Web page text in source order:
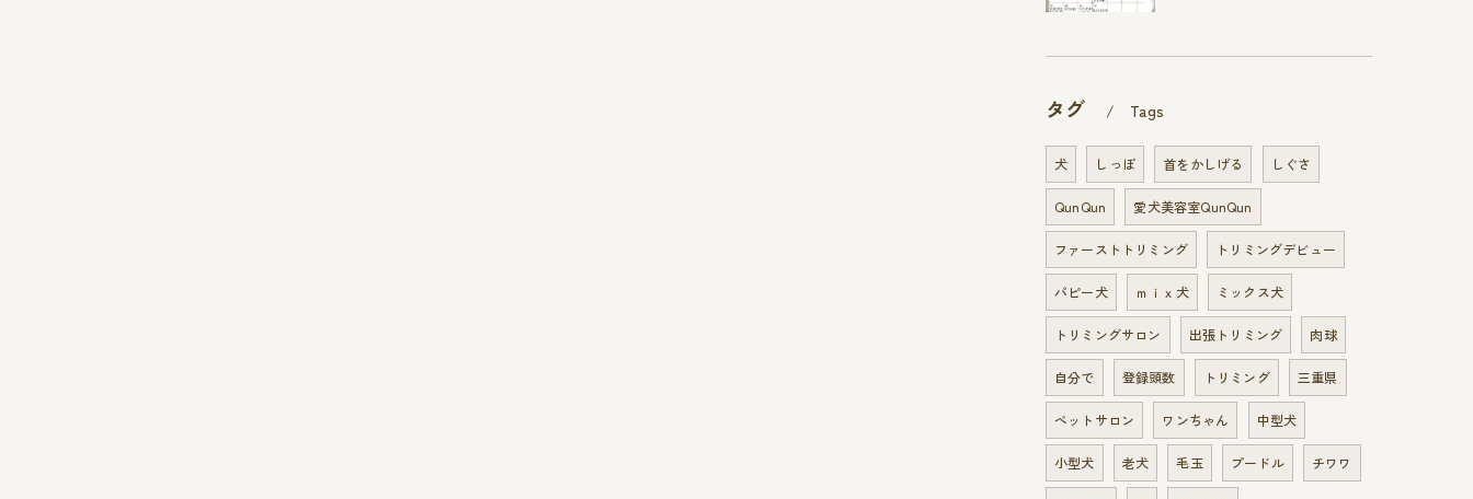
タグ Tags
犬 しっぽ 首をかしげる しぐさ
QunQun 愛犬美容室QunQun
ファーストトリミング トリミングデビュー
パピー犬 ｍｉｘ犬 ミックス犬
トリミングサロン 出張トリミング 肉球
自分で 登録頭数 トリミング 三重県
ペットサロン ワンちゃん 中型犬
小型犬 老犬 毛玉 プードル チワワ